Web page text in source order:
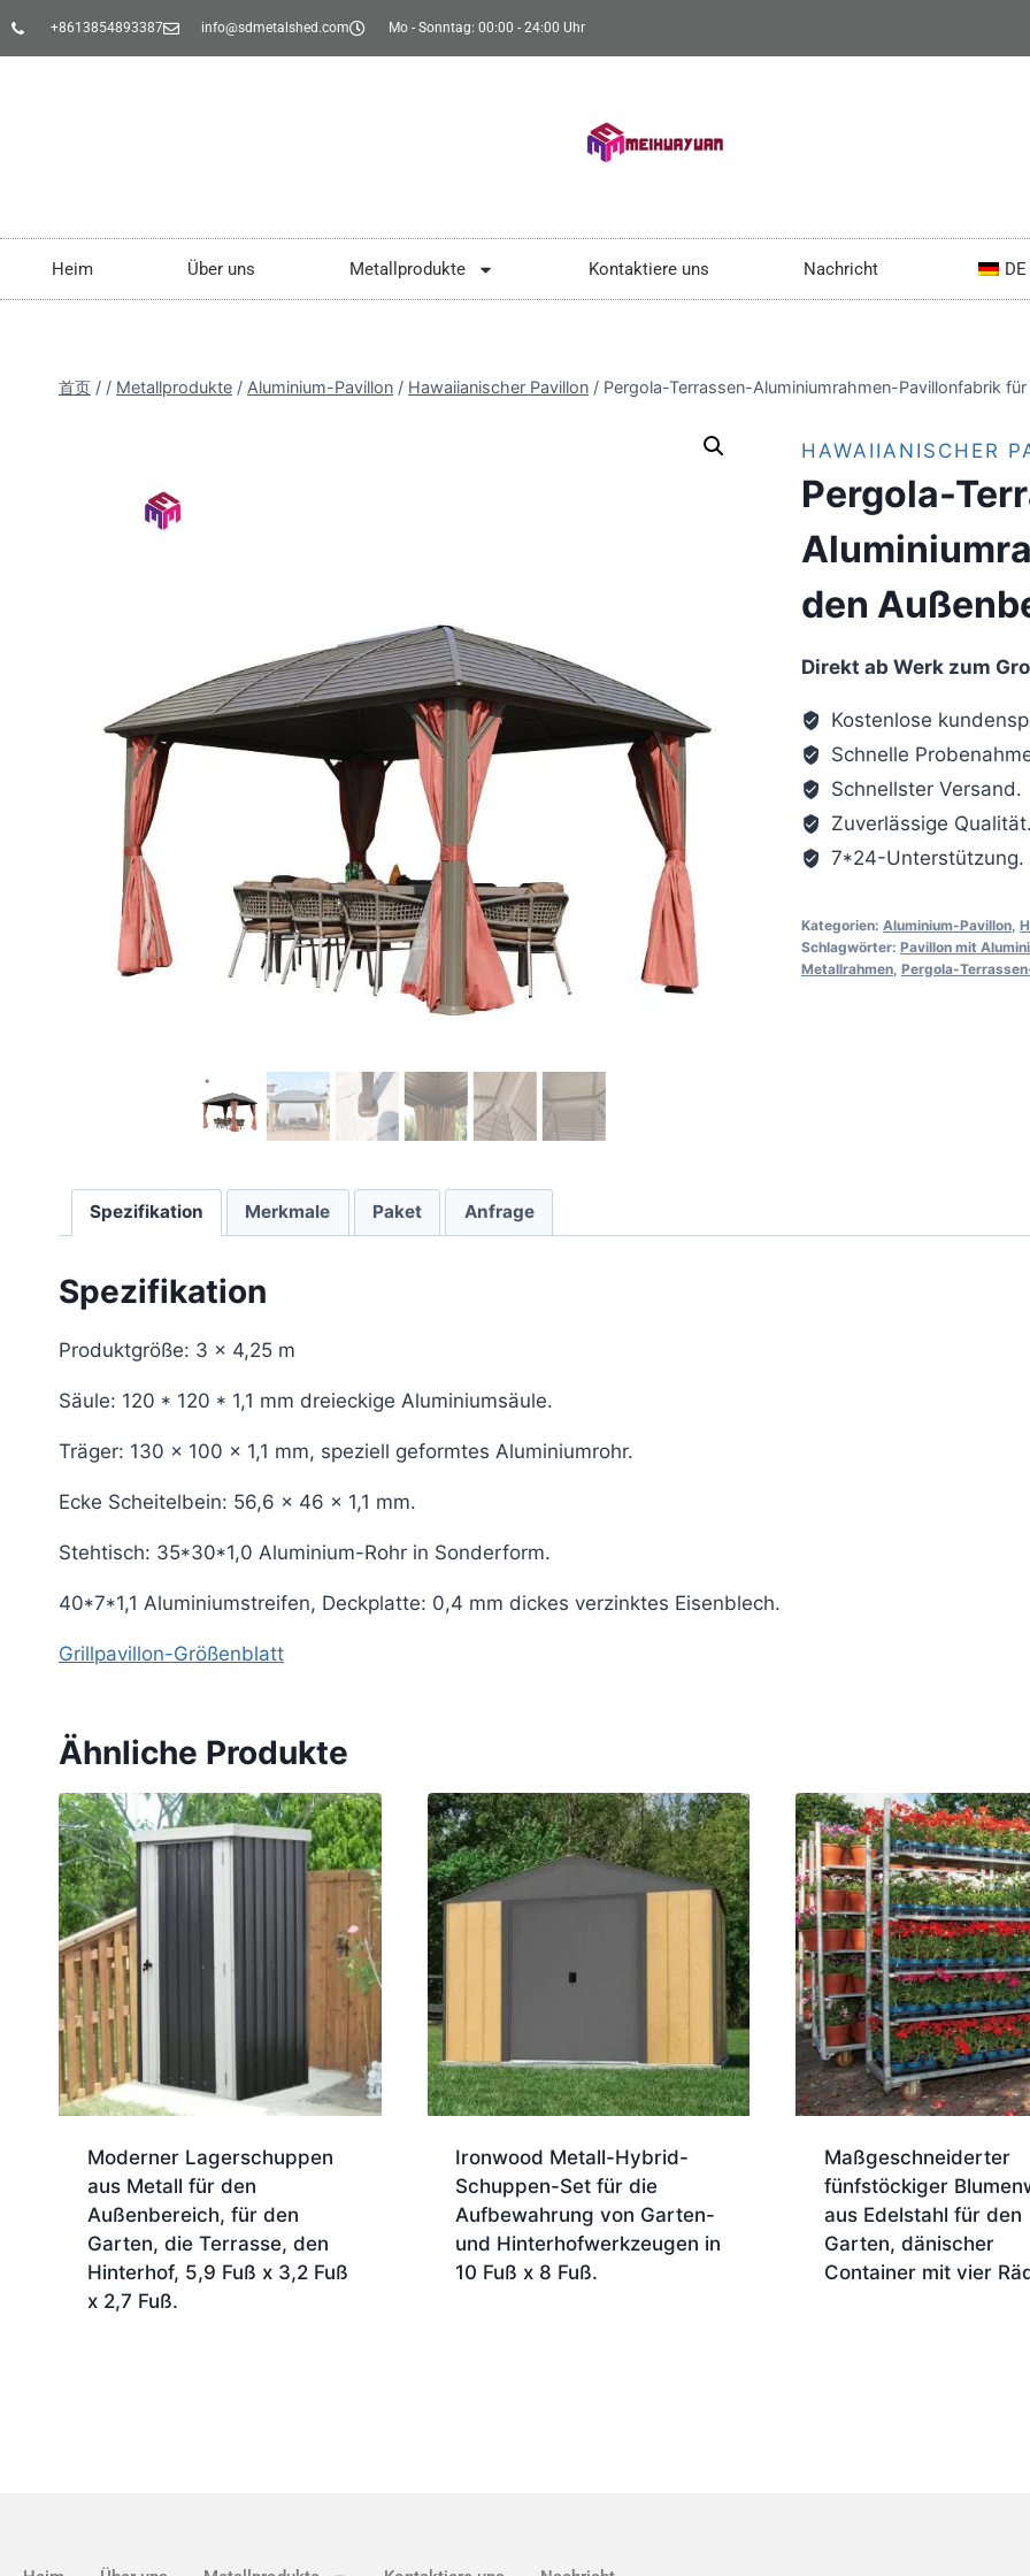
+8613854893387 info@sdmetalshed.com Mo - Sonntag: 00:00 - 24:00 Uhr
Heim Über uns Metallprodukte Kontaktiere uns Nachricht DE
首页 / / Metallprodukte / Aluminium-Pavillon / Hawaiianischer Pavillon / Pergola-Terrassen-Aluminiumrahmen-Pavillonfabrik
HAWAIIANISCHER
Pergola-
den
Direkt ab Werk zum
Kostenlose
Schnelle
Schnellster Versand.
Zuverlässige Qualität.
7*24-Unterstützung.
Kategorien: Aluminium-Pavillon,
Schlagwörter: Pavillon mit
Metallrahmen, Pergola-
Spezifikation Merkmale Paket Anfrage
Spezifikation
Produktgröße: 3 x 4,25 m
Säule: 120 * 120 * 1,1 mm dreieckige Aluminiumsäule.
Träger: 130 x 100 x 1,1 mm, speziell geformtes Aluminiumrohr.
Ecke Scheitelbein: 56,6 x 46 x 1,1 mm.
Stehtisch: 35*30*1,0 Aluminium-Rohr in Sonderform.
40*7*1,1 Aluminiumstreifen, Deckplatte: 0,4 mm dickes verzinktes Eisenblech.
Grillpavillon-Größenblatt
Ähnliche Produkte
Moderner Lagerschuppen
aus Metall für den
Außenbereich, für den
Garten, die Terrasse, den
Hinterhof, 5,9 Fuß x 3,2 Fuß
x 2,7 Fuß.
Ironwood Metall-Hybrid-
Schuppen-Set für die
Aufbewahrung von Garten-
und Hinterhofwerkzeugen in
10 Fuß x 8 Fuß.
Maßgeschneiderter
fünfstöckiger
aus Edelstahl für den
Garten, dänischer
Container mit vier